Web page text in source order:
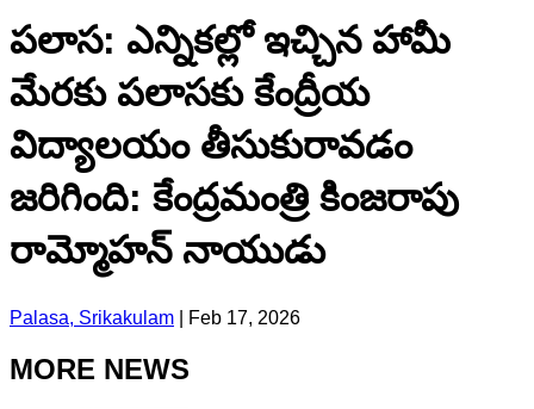
పలాస: ఎన్నికల్లో ఇచ్చిన హామీ
మేరకు పలాసకు కేంద్రీయ
విద్యాలయం తీసుకురావడం
జరిగింది: కేంద్రమంత్రి కింజరాపు
రామ్మోహన్ నాయుడు
Palasa, Srikakulam Feb 17, 2026
MORE NEWS